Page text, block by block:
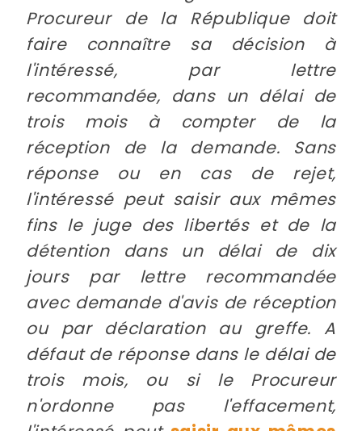
Procureur de la République doit
faire connaître sa décision à
l'intéressé, par lettre
recommandée, dans un délai de
trois mois à compter de la
réception de la demande. Sans
réponse ou en cas de rejet,
l'intéressé peut saisir aux mêmes
fins le juge des libertés et de la
détention dans un délai de dix
jours par lettre recommandée
avec demande d'avis de réception
ou par déclaration au greffe. A
défaut de réponse dans le délai de
trois mois, ou si le Procureur
n'ordonne pas l'effacement,